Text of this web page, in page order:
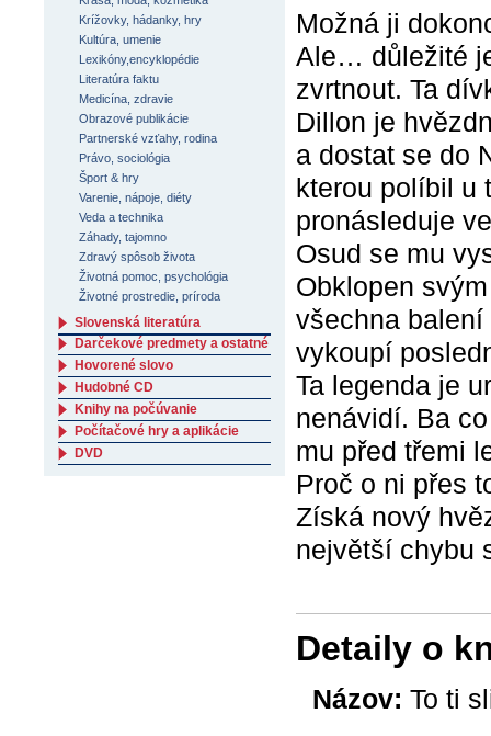
Možná ji
Ale… důležité
zvrtnout. Ta
Dillon je
a dostat se do
kterou políbil u
pronásleduje
Osud se mu
Obklopen
všechna
vykoupí
Ta legenda je
nenávidí. Ba
mu před třemi
Proč o ni přes
Získá nový
největší chybu
Detaily o
Názov: To ti
Krížovky, hádanky, hry
Kultúra, umenie
Lexikóny,encyklopédie
Literatúra faktu
Medicína, zdravie
Obrazové publikácie
Partnerské vzťahy, rodina
Právo, sociológia
Šport & hry
Varenie, nápoje, diéty
Veda a technika
Záhady, tajomno
Zdravý spôsob života
Životná pomoc, psychológia
Životné prostredie, príroda
Slovenská literatúra
Darčekové predmety a ostatné
Hovorené slovo
Hudobné CD
Knihy na počúvanie
Počítačové hry a aplikácie
DVD